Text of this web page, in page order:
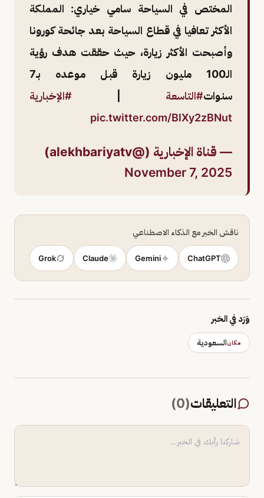
المختص في السياحة سامي خياري: المملكة
الأكثر تعافيا في قطاع السياحة بعد جائحة كورونا
وأصبحت الأكثر زيارة، حيث حققت هدف رؤية
الـ100 مليون زيارة قبل موعده بـ7
سنوات#التاسعة
#الإخبارية
pic.twitter.com/BlXy2zBNut
— قناة الإخبارية (@alekhbariyatv)
November 7, 2025
ناقش الخبر مع الذكاء الاصطناعي
ChatGPT
Gemini
Claude
Grok
وَرَد في الخبر
مكانالسعودية
التعليقات(
0
)